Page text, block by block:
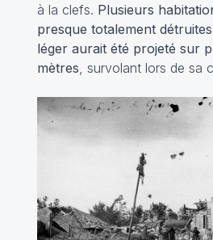
à la clefs. Plusieurs
presque totalement
léger aurait été projeté sur
mètres, survolant lors de sa